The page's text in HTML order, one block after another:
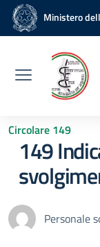
Vai ai contenuti
Vai al menu di
Vai al footer
Ministero
Circolare 149
149
Personale